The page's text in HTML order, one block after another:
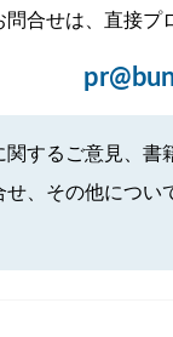
合せは、直接プ
するご意見、書
せ、その他につい